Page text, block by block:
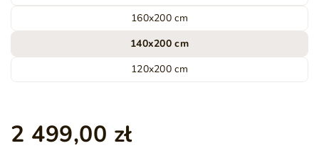
160x200 cm
140x200 cm
120x200 cm
2 499,00 zł